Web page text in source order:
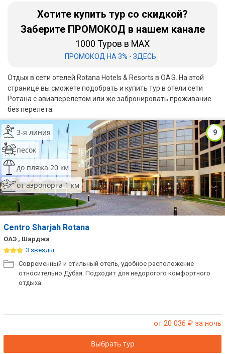
Хотите купить тур со скидкой?
Заберите ПРОМОКОД в нашем канале
1000 Туров в MAX
ПРОМОКОД НА 3% - ЗДЕСЬ
Отдых в сети отелей Rotana Hotels & Resorts в ОАЭ. На этой
странице вы сможете подобрать и купить тур в отели сети
Ротана с авиаперелетом или же забронировать проживание
без перелета.
9
3-я линия
песок
до пляжа 20 км
от аэропорта 1 км
Centro Sharjah Rotana
ОАЭ , Шарджа
3 звезды
Современный и стильный отель, удобное расположение
относительно Дубая. Подходит для недорогого комфортного
отдыха.
от 20 036 ₽ за ночь
Выбрать тур
Шри Ланка
Бали
Северный Гоа
Южный Гоа
Занзибар
Абхазия
Большой Сочи
Кав Мин Воды
Экскурсионные туры
VIP отели 5 звезд
ТОП 10 лучших отелей 5*
ТОП 10 недорогих отелей